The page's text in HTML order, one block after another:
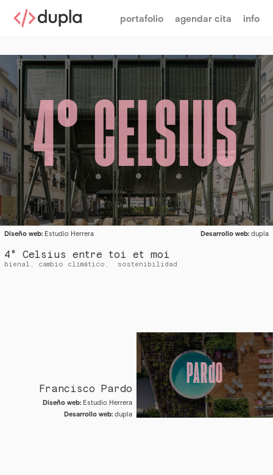
portafolio agendar cita info
4° CELSIUS
4° Celsius entre toi et moi
Diseño web: Estudio Herrera Desarrollo web: dupla
bienal cambio climático sostenibilidad
PARdO
Francisco Pardo
Diseño web: Estudio Herrera
Desarrollo web: dupla